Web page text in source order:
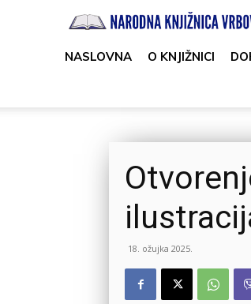
knjižnica
NASLOVNA O KNJIŽNICI
18. ožujka 2025.